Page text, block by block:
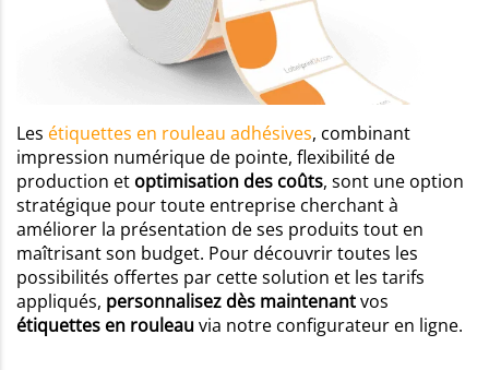
Les étiquettes en rouleau adhésives, combinant
impression numérique de pointe, flexibilité de
production et optimisation des coûts, sont une option
stratégique pour toute entreprise cherchant à
améliorer la présentation de ses produits tout en
maîtrisant son budget. Pour découvrir toutes les
possibilités offertes par cette solution et les tarifs
appliqués, personnalisez dès maintenantvos
étiquettes en rouleauvia notre configurateur en ligne.